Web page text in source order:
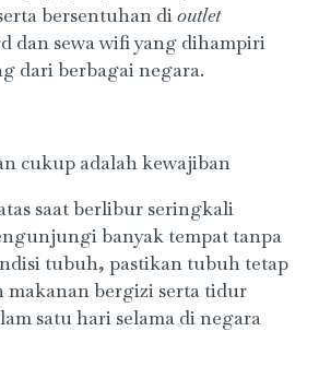
bersentuhan dioutlet
dan sewa wifi yang dihampiri
dari berbagai negara.
cukup adalah kewajiban
saat berlibur seringkali
banyak tempat tanpa
tubuh, pastikan tubuh tetap
makanan bergizi serta tidur
satu hari selama di negara